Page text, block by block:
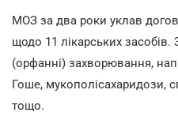
МОЗ за два роки уклав
щодо 11 лікарських засобів.
(орфанні) захворювання,
Гоше, мукополісахаридози,
тощо.